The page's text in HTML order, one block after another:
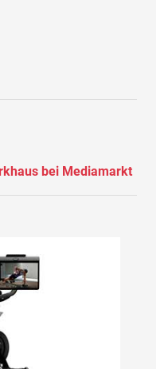
bei Mediamarkt